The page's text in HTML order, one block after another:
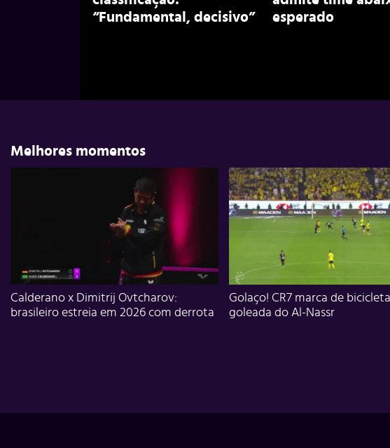
“Fundamental, decisivo”
esperado
Melhores momentos
Calderano x Dimitrij Ovtcharov:
brasileiro estreia em 2026 com derrota
Golaço! CR7 marca de
goleada do Al-Nassr